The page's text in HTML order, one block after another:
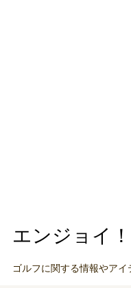
エンジョイ
ゴルフに関する情報やアイ